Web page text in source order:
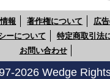
報 著作権について
広
ーについて
特定商取引法
お問い合わせ
2026 Wedge